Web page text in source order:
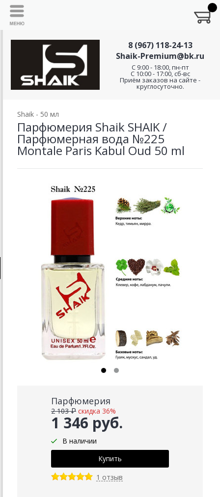
8 (967) 118-24-13
Shaik-Premium@bk.ru
C 9:00 - 18:00, пн-пт
С 10:00 - 17:00, сб-вс
Приём заказов на сайте -
круглосуточно.
Shaik - 50 мл
Парфюмерия Shaik SHAIK /
Парфюмерная вода №225
Montale Paris Kabul Oud 50 ml
Парфюмерия
1 346 руб.
2 103 ₽ скидка 36%
В наличии
1 отзыв